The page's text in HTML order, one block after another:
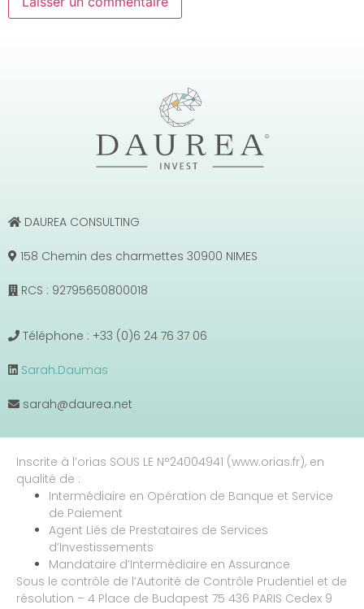
DAUREA CONSULTING
158 Chemin des charmettes 30900 NIMES
RCS : 92795650800018
Téléphone : +33 (0)6 24 76 37 06
Sarah.Daumas
sarah@daurea.net
Inscrite à l’orias SOUS LE N°24004941 (www.orias.fr), en
qualité de :
Intermédiaire en Opération de Banque et Service
de Paiement
Agent Liés de Prestataires de Services
d’Investissements
Mandataire d’Intermédiaire en Assurance
Sous le contrôle de l’Autorité de Contrôle Prudentiel et de
résolution – 4 Place de Budapest 75 436 PARIS Cedex 9